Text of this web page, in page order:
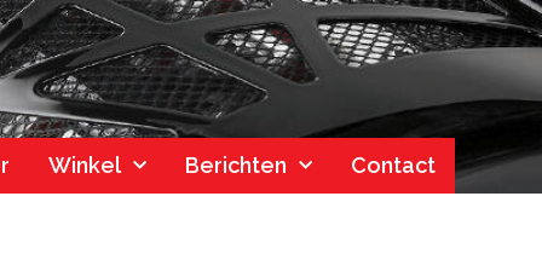
Winkel Berichten Contact